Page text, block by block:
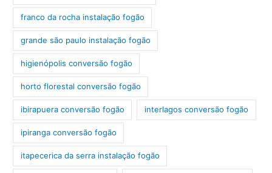
franco da rocha instalação fogão
grande são paulo instalação fogão
higienópolis conversão fogão
horto florestal conversão fogão
ibirapuera conversão fogão interlagos conversão fogão
ipiranga conversão fogão
itapecerica da serra instalação fogão